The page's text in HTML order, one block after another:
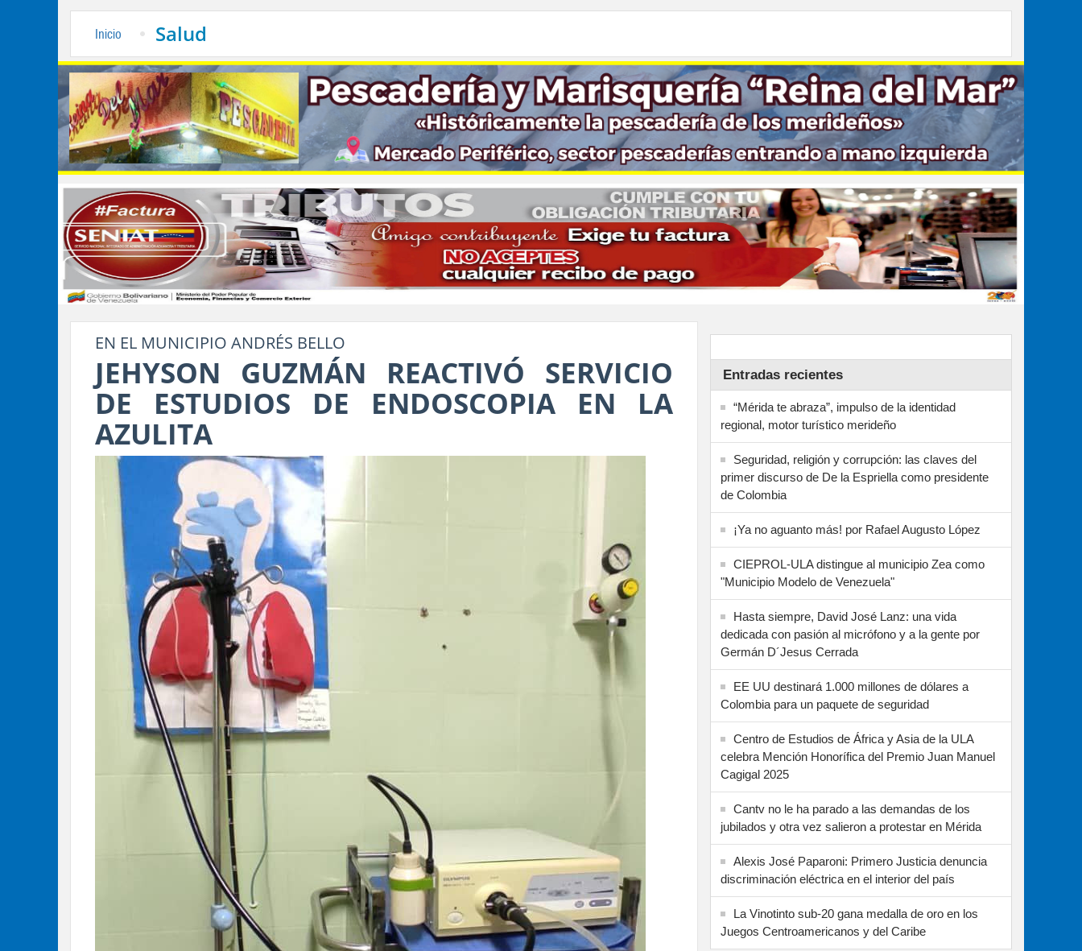
Inicio Salud
EN EL MUNICIPIO ANDRÉS BELLO
JEHYSON GUZMÁN REACTIVÓ SERVICIO
DE ESTUDIOS DE ENDOSCOPIA EN LA
AZULITA
Entradas recientes
“Mérida te abraza”, impulso de la identidad
regional, motor turístico merideño
Seguridad, religión y corrupción: las claves del
primer discurso de De la Espriella como presidente
de Colombia
¡Ya no aguanto más! por Rafael Augusto López
CIEPROL-ULA distingue al municipio Zea como
"Municipio Modelo de Venezuela"
Hasta siempre, David José Lanz: una vida
dedicada con pasión al micrófono y a la gente por
Germán D´Jesus Cerrada
EE UU destinará 1.000 millones de dólares a
Colombia para un paquete de seguridad
Centro de Estudios de África y Asia de la ULA
celebra Mención Honorífica del Premio Juan Manuel
Cagigal 2025
Cantv no le ha parado a las demandas de los
jubilados y otra vez salieron a protestar en Mérida
Alexis José Paparoni: Primero Justicia denuncia
discriminación eléctrica en el interior del país
La Vinotinto sub-20 gana medalla de oro en los
Juegos Centroamericanos y del Caribe